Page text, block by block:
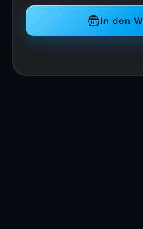
FortschrittlicheIn den